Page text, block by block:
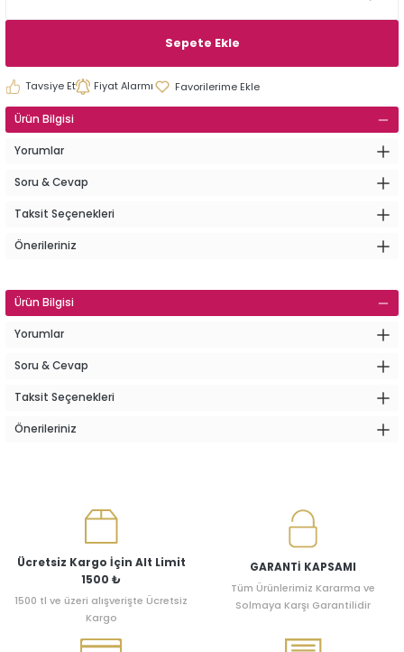
Sepete Ekle
Tavsiye Et Fiyat Alarmı
Ürün Bilgisi
Yorumlar
Soru & Cevap
Taksit Seçenekleri
Önerileriniz
Ürün Bilgisi
Yorumlar
Soru & Cevap
Taksit Seçenekleri
Önerileriniz
Ücretsiz Kargo İçin Alt Limit
1500 ₺
1500 tl ve üzeri alışverişte Ücretsiz
Kargo
GARANTİ KAPSAMI
Tüm Ürünlerimiz Kararma ve
Solmaya Karşı Garantilidir